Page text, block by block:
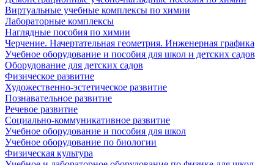
Виртуальные учебные комплексы по химии
Лабораторные комплексы
Наглядные пособия по химии
Черчение. Начертательная геометрия. Инженерная графика
Учебное оборудование и пособия для школ и детских садов
Оборудование для детских садов
Физическое развитие
Художественно-эстетическое развитие
Познавательное развитие
Речевое развитие
Социально-коммуникативное развитие
Учебное оборудование и пособия для школ
Учебное оборудование по биологии
Физическая культура